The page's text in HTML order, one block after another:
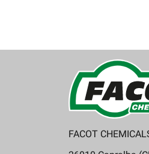
FACOT